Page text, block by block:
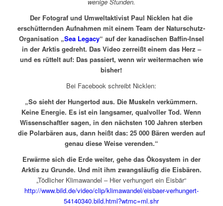
Der Fotograf und Umweltaktivist Paul Nicklen hat die
erschütternden Aufnahmen mit einem Team der Naturschutz-
Organisation „Sea Legacy“ auf der kanadischen Baffin-Insel
in der Arktis gedreht. Das Video zerreißt einem das Herz –
und es rüttelt auf: Das passiert, wenn wir weitermachen wie
bisher!
Bei Facebook schreibt Nicklen:
„So sieht der Hungertod aus. Die Muskeln verkümmern.
Keine Energie. Es ist ein langsamer, qualvoller Tod. Wenn
Wissenschaftler sagen, in den nächsten 100 Jahren sterben
die Polarbären aus, dann heißt das: 25 000 Bären werden auf
genau diese Weise verenden.“
Erwärme sich die Erde weiter, gehe das Ökosystem in der
Arktis zu Grunde. Und mit ihm zwangsläufig die Eisbären.
„Tödlicher Klimawandel – Hier verhungert ein Eisbär“
http://www.bild.de/video/clip/klimawandel/eisbaer-verhungert-
54140340.bild.html?wtmc=ml.shr